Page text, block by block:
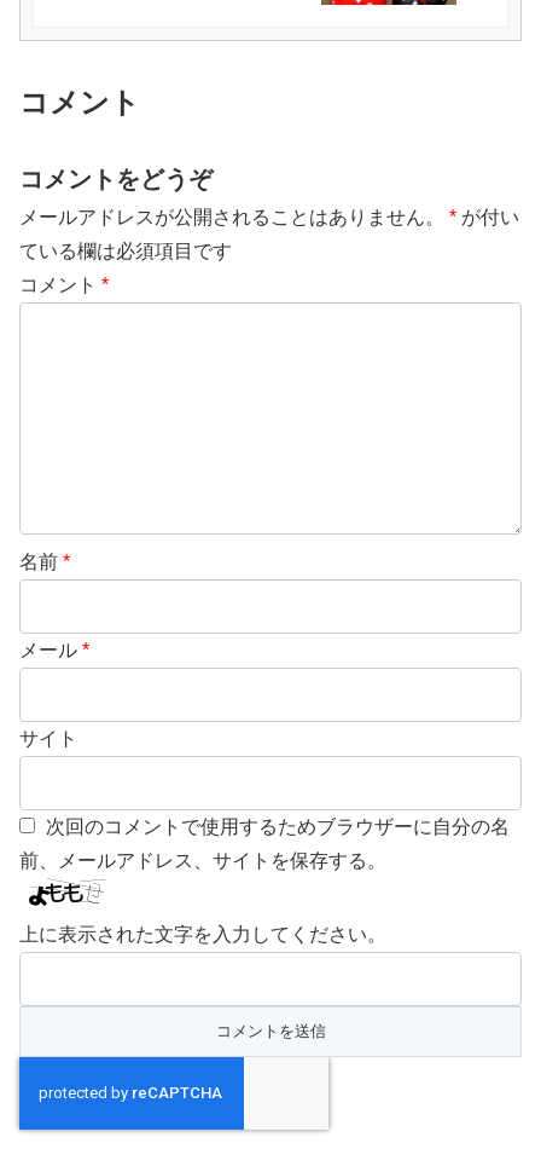
コメント
コメントをどうぞ
メールアドレスが公開されることはありません。 * が付い
ている欄は必須項目です
コメント *
名前 *
メール *
サイト
次回のコメントで使用するためブラウザーに自分の名
前、メールアドレス、サイトを保存する。
上に表示された文字を入力してください。